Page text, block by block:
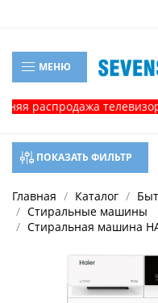
МЕНЮ
телевизоров и
ПОКАЗАТЬ ФИЛЬТР
Главная Каталог
Стиральные машины
Стиральная машина